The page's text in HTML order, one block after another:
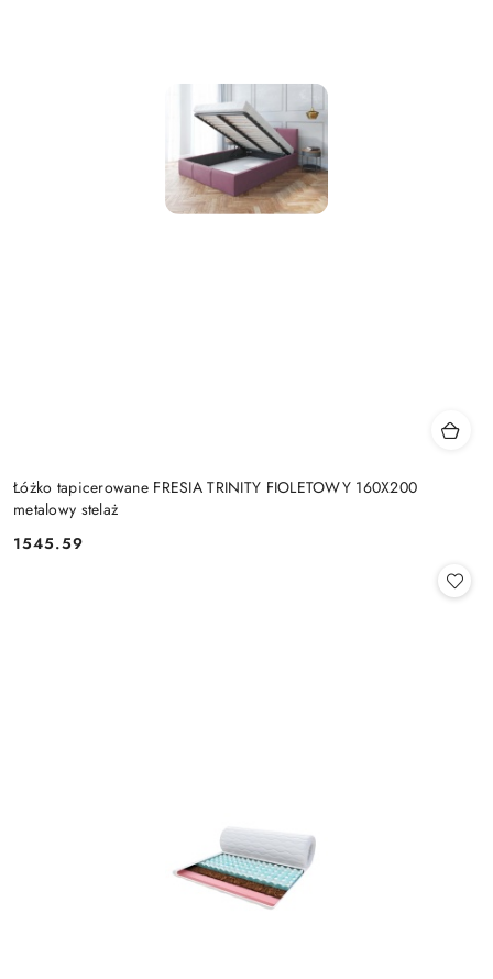
Łóżko tapicerowane FRESIA TRINITY FIOLETOWY 160X200
metalowy stelaż
Cena:
1545.59